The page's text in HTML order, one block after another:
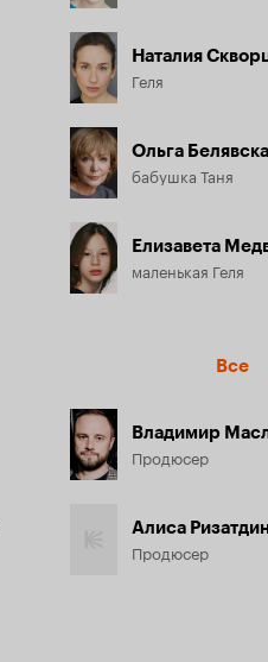
Наталия
Геля
Ольга
бабушка Таня
Елизавета
маленькая Геля
Все
Владимир
Продюсер
Алиса
Продюсер